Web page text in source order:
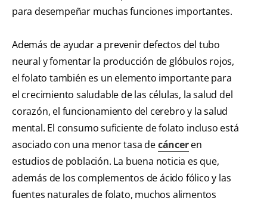
para desempeñar muchas funciones importantes.
Además de ayudar a prevenir defectos del tubo
neural y fomentar la producción de glóbulos rojos,
el folato también es un elemento importante para
el crecimiento saludable de las células, la salud del
corazón, el funcionamiento del cerebro y la salud
mental. El consumo suficiente de folato incluso está
asociado con una menor tasa decánceren
estudios de población. La buena noticia es que,
además de los complementos de ácido fólico y las
fuentes naturales de folato, muchos alimentos